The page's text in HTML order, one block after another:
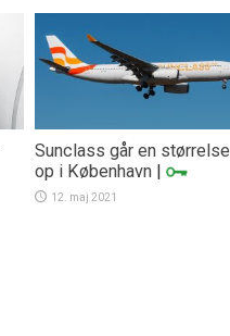
Sunclass går en størrelse
op i København |
12. maj 2021